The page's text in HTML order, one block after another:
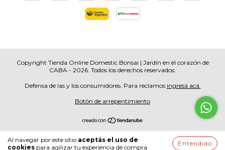
Al navegar por este sitio aceptás el uso de
cookies para agilizar tu experiencia de compra.
Entendido
Copyright Tienda Online Domestic Bonsai | Jardín en el corazón de
CABA - 2026. Todos los derechos reservados.
Defensa de las y los consumidores. Para reclamos ingresá acá.
Botón de arrepentimiento